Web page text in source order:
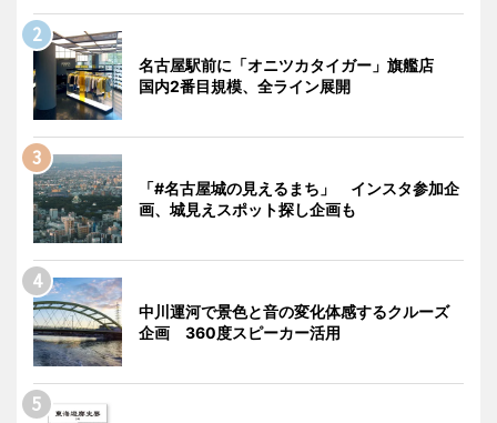
名古屋駅前に「オニツカタイガー」旗艦店
国内2番目規模、全ライン展開
「#名古屋城の見えるまち」 インスタ参加企
画、城見えスポット探し企画も
中川運河で景色と音の変化体感するクルーズ
企画 360度スピーカー活用